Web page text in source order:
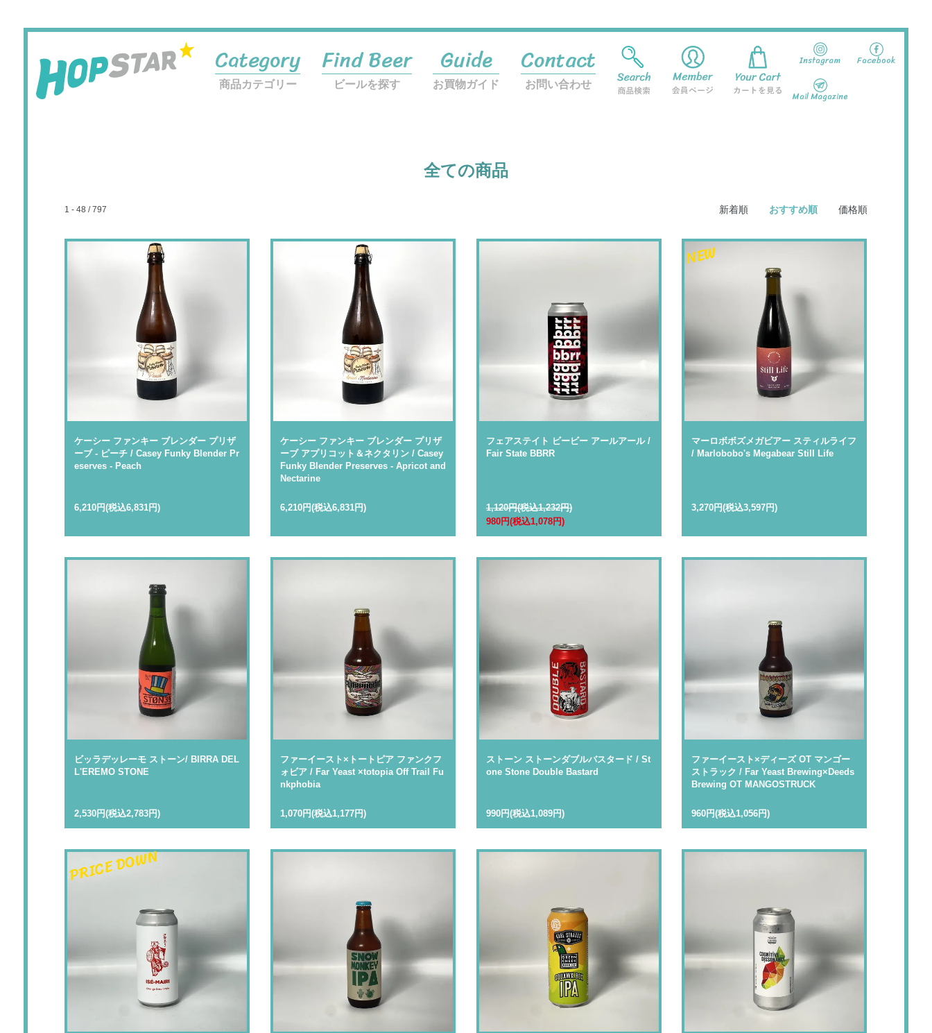
Category
商品カテゴリー
Find Beer
ビールを探す
Guide
お買物ガイド
Contact
お問い合わせ
Instagram Facebook
Mail Magazine
全ての商品
1 - 48 / 797 新着順 おすすめ順 価格順
ケーシー ファンキー ブレンダー プリザ
ーブ - ピーチ / Casey Funky Blender Pr
eserves - Peach
6,210円(税込6,831円)
ケーシー ファンキー ブレンダー プリザ
ーブ アプリコット＆ネクタリン / Casey
Funky Blender Preserves - Apricot and
Nectarine
6,210円(税込6,831円)
フェアステイト ビービー アールアール /
Fair State BBRR
1,120円(税込1,232円)
980円(税込1,078円)
NEW
マーロボボズメガビアー スティルライフ
/ Marlobobo's Megabear Still Life
3,270円(税込3,597円)
ビッラデッレーモ ストーン/ BIRRA DEL
L'EREMO STONE
2,530円(税込2,783円)
ファーイースト×トートピア ファンクフ
ォビア / Far Yeast ×totopia Off Trail Fu
nkphobia
1,070円(税込1,177円)
ストーン ストーンダブルバスタード / St
one Stone Double Bastard
990円(税込1,089円)
ファーイースト×ディーズ OT マンゴー
ストラック / Far Yeast Brewing×Deeds
Brewing OT MANGOSTRUCK
960円(税込1,056円)
PRICE DOWN